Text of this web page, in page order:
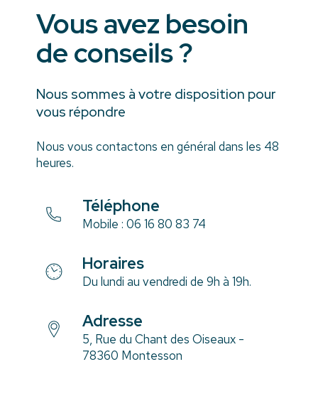
Vous avez besoin
de conseils ?
Nous sommes à votre disposition pour
vous répondre
Nous vous contactons en général dans les 48
heures.
Téléphone
Mobile : 06 16 80 83 74
Horaires
Du lundi au vendredi de 9h à 19h.
Adresse
5, Rue du Chant des Oiseaux -
78360 Montesson